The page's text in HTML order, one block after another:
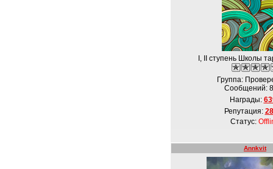
I, II ступень Школы
Группа:
Сообщений:
Награды:
Репутация:
Статус:
Annkvit